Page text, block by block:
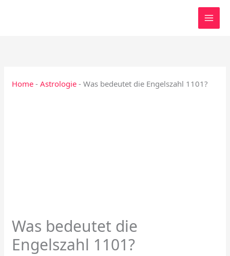
Home -Astrologie -Was bedeutet die Engelszahl 1101?
Was bedeutet die
Engelszahl 1101?